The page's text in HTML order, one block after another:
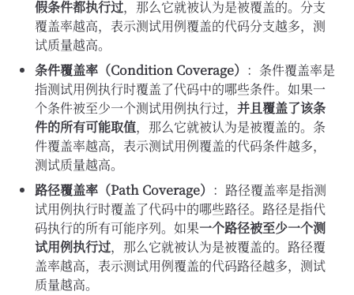
假条件都执行过，那么它就被认为是被覆盖的。分支
覆盖率越高，表示测试用例覆盖的代码分支越多，测
试质量越高。
条件覆盖率（Condition Coverage） ：条件覆盖率是
指测试用例执行时覆盖了代码中的哪些条件。如果一
个条件被至少一个测试用例执行过， 并且覆盖了该条
件的所有可能取值，那么它就被认为是被覆盖的。条
件覆盖率越高，表示测试用例覆盖的代码条件越多，
测试质量越高。
路径覆盖率（Path Coverage） ：路径覆盖率是指测
试用例执行时覆盖了代码中的哪些路径。路径是指代
码执行的所有可能序列。如果一个路径被至少一个测
试用例执行过，那么它就被认为是被覆盖的。路径覆
盖率越高，表示测试用例覆盖的代码路径越多，测试
质量越高。